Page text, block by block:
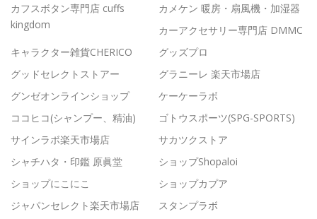
カフスボタン専門店 cuffs
kingdom
カメケン 暖房・扇風機・加湿器
カーアクセサリー専門店 DMMC
キャラクター雑貨CHERICO
グッズプロ
グッドセレクトストアー
グラニーレ 楽天市場店
グンゼオンラインショップ
ケーケーラボ
ココヒコ(シャンプー、精油)
ゴトウスポーツ(SPG-SPORTS)
サインラボ楽天市場店
サカツクストア
シャチハタ・印鑑 原眞堂
ショップShopaloi
ショップにこにこ
ショップカプア
ジャパンセレクト楽天市場店
スタンプラボ